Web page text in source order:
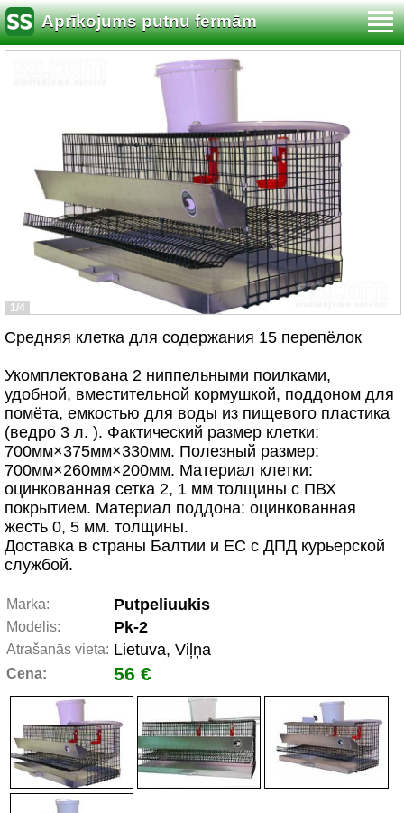
Aprīkojums putnu fermām
1/4
Средняя клетка для содержания 15 перепёлок
Укомплектована 2 ниппельными поилками,
удобной, вместительной кормушкой, поддоном для
помёта, емкостью для воды из пищевого пластика
(ведро 3 л. ). Фактический размер клетки:
700мм×375мм×330мм. Полезный размер:
700мм×260мм×200мм. Материал клетки:
оцинкованная сетка 2, 1 мм толщины с ПВХ
покрытием. Материал поддона: оцинкованная
жесть 0, 5 мм. толщины.
Доставка в страны Балтии и ЕС с ДПД курьерской
службой.
Marka: Putpeliuukis
Modelis: Pk-2
Atrašanās vieta: Lietuva, Viļņa
Cena: 56 €